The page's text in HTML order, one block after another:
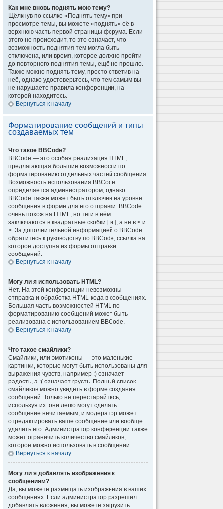
Как мне вновь поднять мою тему?
Щёлкнув по ссылке «Поднять тему» при
просмотре темы, вы можете «поднять» её в
верхнюю часть первой страницы форума. Если
этого не происходит, то это означает, что
возможность поднятия тем могла быть
отключена, или время, которое должно пройти
до повторного поднятия темы, ещё не прошло.
Также можно поднять тему, просто ответив на
неё, однако удостоверьтесь, что тем самым вы
не нарушаете правила конференции, на
которой находитесь.
Вернуться к началу
Форматирование сообщений и типы
создаваемых тем
Что такое BBCode?
BBCode — это особая реализация HTML,
предлагающая большие возможности по
форматированию отдельных частей сообщения.
Возможность использования BBCode
определяется администратором, однако
BBCode также может быть отключён на уровне
сообщения в форме для его отправки. BBCode
очень похож на HTML, но теги в нём
заключаются в квадратные скобки [ и ], а не в < и
>. За дополнительной информацией о BBCode
обратитесь к руководству по BBCode, ссылка на
которое доступна из формы отправки
сообщений.
Вернуться к началу
Могу ли я использовать HTML?
Нет. На этой конференции невозможны
отправка и обработка HTML-кода в сообщениях.
Большая часть возможностей HTML по
форматированию сообщений может быть
реализована с использованием BBCode.
Вернуться к началу
Что такое смайлики?
Смайлики, или эмотиконы — это маленькие
картинки, которые могут быть использованы для
выражения чувств, например :) означает
радость, а :( означает грусть. Полный список
смайликов можно увидеть в форме создания
сообщений. Только не перестарайтесь,
используя их: они легко могут сделать
сообщение нечитаемым, и модератор может
отредактировать ваше сообщение или вообще
удалить его. Администратор конференции также
может ограничить количество смайликов,
которое можно использовать в сообщении.
Вернуться к началу
Могу ли я добавлять изображения к
сообщениям?
Да, вы можете размещать изображения в ваших
сообщениях. Если администратор разрешил
добавлять вложения, вы можете загрузить